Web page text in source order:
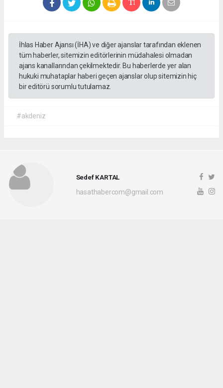
İhlas Haber Ajansı (İHA) ve diğer ajanslar tarafından eklenen
tüm haberler, sitemizin editörlerinin müdahalesi olmadan
ajans kanallarından çekilmektedir. Bu haberlerde yer alan
hukuki muhataplar haberi geçen ajanslar olup sitemizin hiç
bir editörü sorumlu tutulamaz.
#akdeniz
Sedef KARTAL
hasathabercom@gmail.com